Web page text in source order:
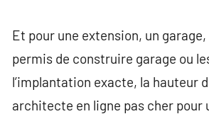
Et pour une extension, un
permis de construire garage ou
l’implantation exacte, la hauteur
architecte en ligne pas cher